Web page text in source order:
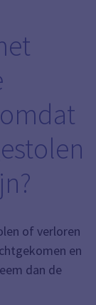
of verloren
en
dan de